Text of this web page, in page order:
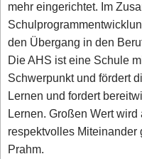
mehr eingerichtet. Im
den Übergang in den
Die AHS ist eine Schule
Schwerpunkt und fördert
Lernen und fordert
Lernen. Großen Wert
respektvolles
Prahm.